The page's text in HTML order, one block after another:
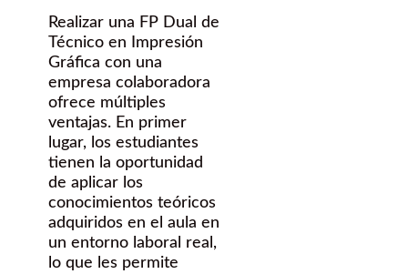
Realizar una FP Dual de
Técnico en Impresión
Gráfica con una
empresa colaboradora
ofrece múltiples
ventajas. En primer
lugar, los estudiantes
tienen la oportunidad
de aplicar los
conocimientos teóricos
adquiridos en el aula en
un entorno laboral real,
lo que les permite